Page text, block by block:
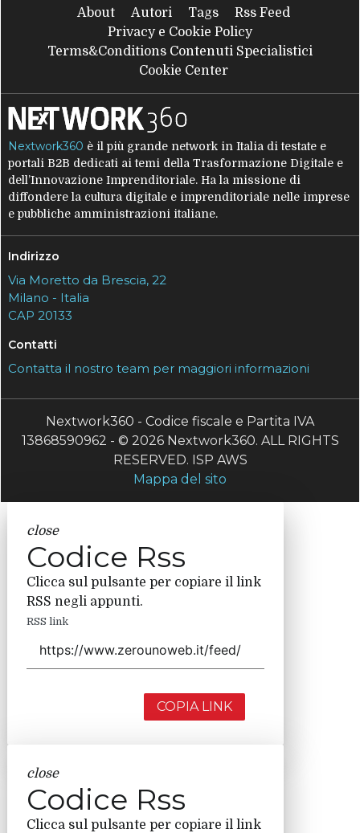
About Autori Tags
Rss Feed
Privacy e Cookie Policy
Terms&Conditions Contenuti Specialistici
Cookie Center
Nextwork360 è il più grande network in Italia di testate e
portali B2B dedicati ai temi della Trasformazione Digitale e
dell’Innovazione Imprenditoriale. Ha la missione di
diffondere la cultura digitale e imprenditoriale nelle imprese
e pubbliche amministrazioni italiane.
Indirizzo
Via Moretto da Brescia, 22
Milano - Italia
CAP 20133
Contatti
Contatta il nostro team per maggiori informazioni
Nextwork360 - Codice fiscale e Partita IVA
13868590962 - © 2026 Nextwork360. ALL RIGHTS
RESERVED. ISP AWS
Mappa del sito
close
Codice Rss
Clicca sul pulsante per copiare il link
RSS negli appunti.
RSS link
COPIA LINK
close
Codice Rss
Clicca sul pulsante per copiare il link